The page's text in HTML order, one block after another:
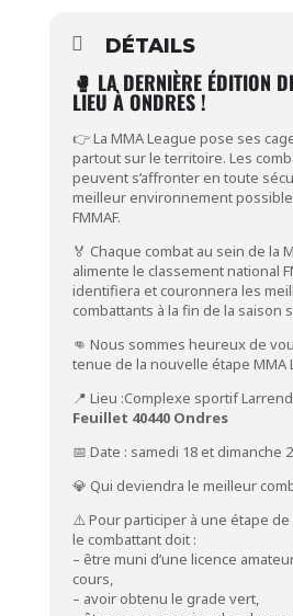
DÉTAILS
🥊 LA DERNIÈRE ÉDITION
LIEU À ONDRES !
👉 La MMA League pose ses
partout sur le territoire. Les
peuvent s’affronter en toute
meilleur environnement
FMMAF.
🏅 Chaque combat au sein de la
alimente le classement national
identifiera et couronnera les
combattants à la fin de la saison
👊 Nous sommes heureux de
tenue de la nouvelle étape MMA
📍 Lieu :Complexe sportif
Feuillet 40440 Ondres
📅 Date : samedi 18 et dimanche
💎 Qui deviendra le meilleur
⚠️ Pour participer à une étape de
le combattant doit :
– être muni d’une licence
cours,
– avoir obtenu le grade vert,